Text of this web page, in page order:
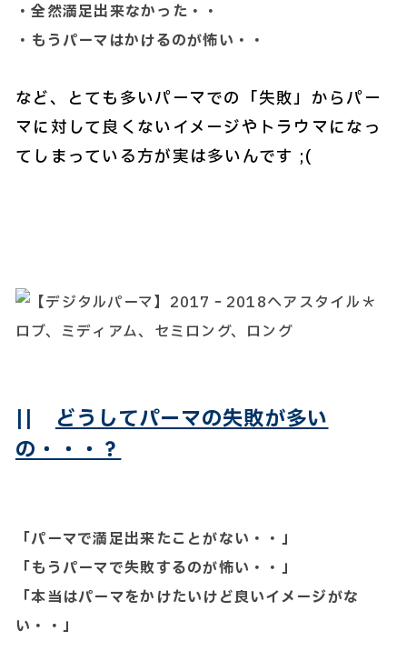
・全然満足出来なかった・・
・もうパーマはかけるのが怖い・・
など、とても多いパーマでの「失敗」からパー
マに対して良くないイメージやトラウマになっ
てしまっている方が実は多いんです ;(
||どうしてパーマの失敗が多い
の・・・？
「パーマで満足出来たことがない・・」
「もうパーマで失敗するのが怖い・・」
「本当はパーマをかけたいけど良いイメージがな
い・・」